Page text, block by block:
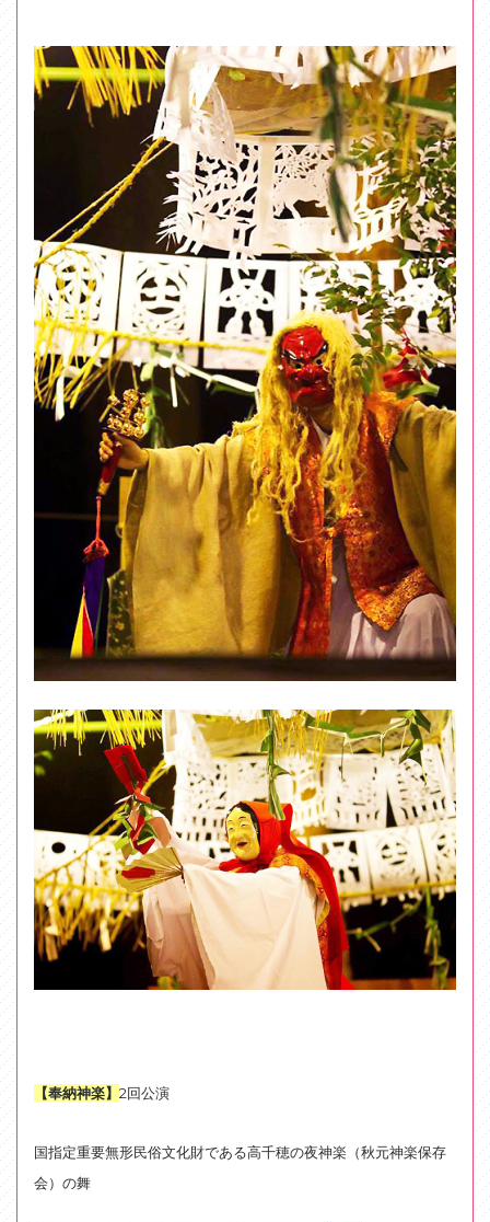
【奉納神楽】 2回公演
国指定重要無形民俗文化財である高千穂の夜神楽（秋元神楽保存
会）の舞